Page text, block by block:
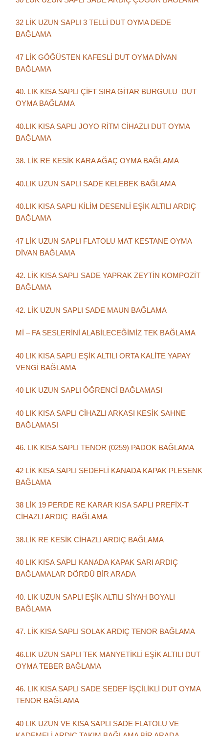
32 LİK UZUN SAPLI 3 TELLİ DUT OYMA DEDE
BAĞLAMA
47 LİK GÖĞÜSTEN KAFESLİ DUT OYMA DİVAN
BAĞLAMA
40. LIK KISA SAPLI ÇİFT SIRA GİTAR BURGULU DUT
OYMA BAĞLAMA
40.LIK KISA SAPLI JOYO RİTM CİHAZLI DUT OYMA
BAĞLAMA
38. LİK RE KESİK KARA AĞAÇ OYMA BAĞLAMA
40.LIK UZUN SAPLI SADE KELEBEK BAĞLAMA
40.LIK KISA SAPLI KİLİM DESENLİ EŞİK ALTILI ARDIÇ
BAĞLAMA
47 LİK UZUN SAPLI FLATOLU MAT KESTANE OYMA
DİVAN BAĞLAMA
42. LİK KISA SAPLI SADE YAPRAK ZEYTİN KOMPOZİT
BAĞLAMA
42. LİK UZUN SAPLI SADE MAUN BAĞLAMA
Mİ – FA SESLERİNİ ALABİLECEĞİMİZ TEK BAĞLAMA
40 LIK KISA SAPLI EŞİK ALTILI ORTA KALİTE YAPAY
VENGİ BAĞLAMA
40 LIK UZUN SAPLI ÖĞRENCİ BAĞLAMASI
40 LIK KISA SAPLI CİHAZLI ARKASI KESİK SAHNE
BAĞLAMASI
46. LIK KISA SAPLI TENOR (0259) PADOK BAĞLAMA
42 LİK KISA SAPLI SEDEFLİ KANADA KAPAK PLESENK
BAĞLAMA
38 LİK 19 PERDE RE KARAR KISA SAPLI PREFİX-T
CİHAZLI ARDIÇ BAĞLAMA
38.LİK RE KESİK CİHAZLI ARDIÇ BAĞLAMA
40 LIK KISA SAPLI KANADA KAPAK SARI ARDIÇ
BAĞLAMALAR DÖRDÜ BİR ARADA
40. LIK UZUN SAPLI EŞİK ALTILI SİYAH BOYALI
BAĞLAMA
47. LİK KISA SAPLI SOLAK ARDIÇ TENOR BAĞLAMA
46.LIK UZUN SAPLI TEK MANYETİKLİ EŞİK ALTILI DUT
OYMA TEBER BAĞLAMA
46. LIK KISA SAPLI SADE SEDEF İŞÇİLİKLİ DUT OYMA
TENOR BAĞLAMA
40 LIK UZUN VE KISA SAPLI SADE FLATOLU VE